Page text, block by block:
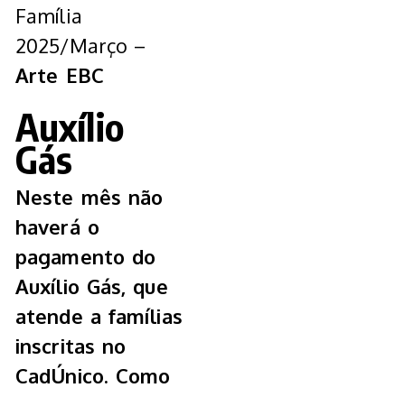
Família
2025/Março –
Arte EBC
Auxílio
Gás
Neste mês não
haverá o
pagamento do
Auxílio Gás, que
atende a famílias
inscritas no
CadÚnico. Como